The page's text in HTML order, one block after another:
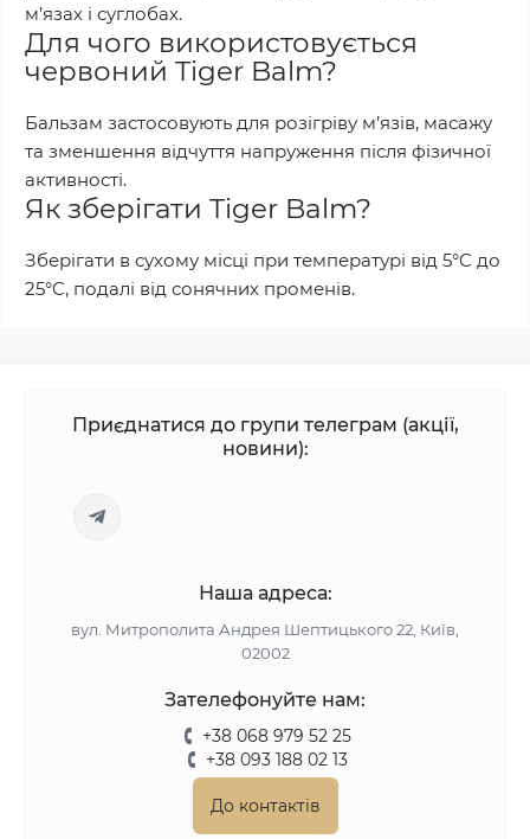
м’язах і суглобах.
Для чого використовується
червоний Tiger Balm?
Бальзам застосовують для розігріву м’язів, масажу
та зменшення відчуття напруження після фізичної
активності.
Як зберігати Tiger Balm?
Зберігати в сухому місці при температурі від 5°C до
25°C, подалі від сонячних променів.
Приєднатися до групи телеграм (акції,
новини):
Наша адреса:
вул. Митрополита Андрея Шептицького 22, Київ,
02002
Зателефонуйте нам:
+38 068 979 52 25
+38 093 188 02 13
До контактів